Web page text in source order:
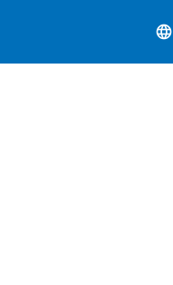
language